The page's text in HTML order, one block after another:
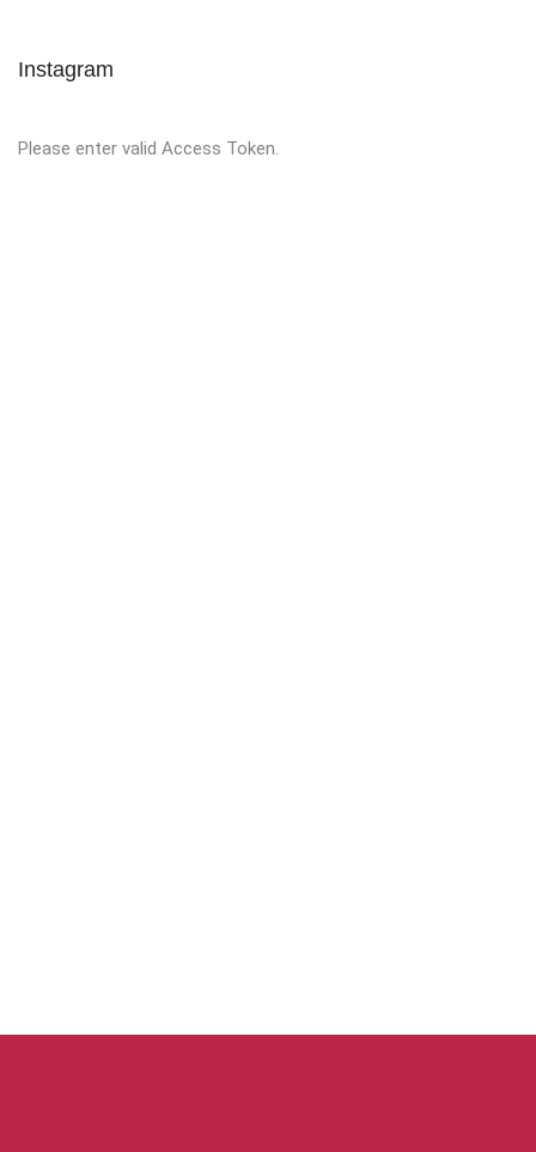
Instagram
Please enter valid Access Token.